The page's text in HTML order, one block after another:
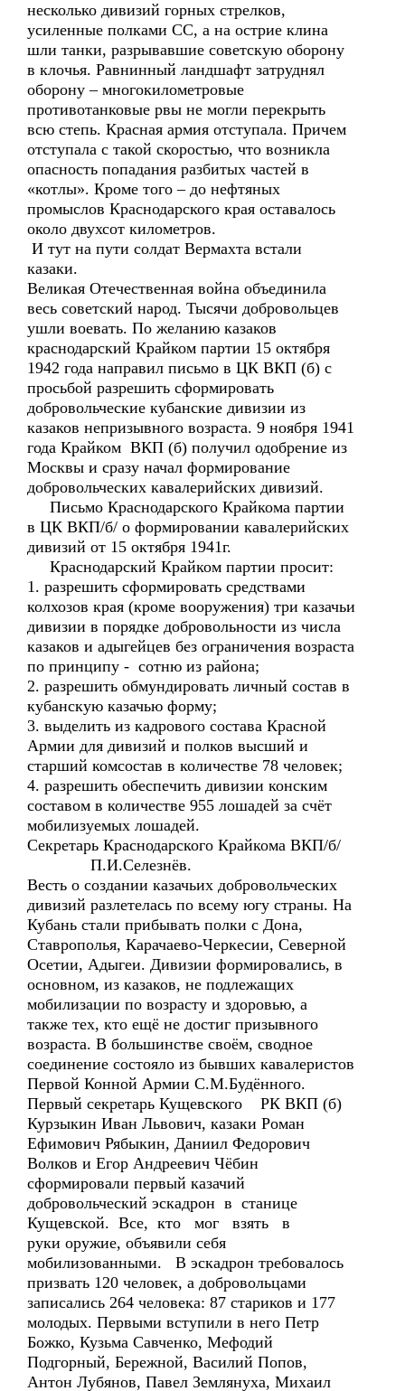
несколько дивизий горных стрелков,
усиленные полками СС, а на острие клина
шли танки, разрывавшие советскую оборону
в клочья. Равнинный ландшафт затруднял
оборону – многокилометровые
противотанковые рвы не могли перекрыть
всю степь. Красная армия отступала. Причем
отступала с такой скоростью, что возникла
опасность попадания разбитых частей в
«котлы». Кроме того – до нефтяных
промыслов Краснодарского края оставалось
около двухсот километров.
И тут на пути солдат Вермахта встали
казаки.
Великая Отечественная война объединила
весь советский народ. Тысячи добровольцев
ушли воевать. По желанию казаков
краснодарский Крайком партии 15 октября
1942 года направил письмо в ЦК ВКП (б) с
просьбой разрешить сформировать
добровольческие кубанские дивизии из
казаков непризывного возраста. 9 ноября 1941
года Крайком ВКП (б) получил одобрение из
Москвы и сразу начал формирование
добровольческих кавалерийских дивизий.
Письмо Краснодарского Крайкома партии
в ЦК ВКП/б/ о формировании кавалерийских
дивизий от 15 октября 1941г.
Краснодарский Крайком партии просит:
1. разрешить сформировать средствами
колхозов края (кроме вооружения) три казачьи
дивизии в порядке добровольности из числа
казаков и адыгейцев без ограничения возраста
по принципу - сотню из района;
2. разрешить обмундировать личный состав в
кубанскую казачью форму;
3. выделить из кадрового состава Красной
Армии для дивизий и полков высший и
старший комсостав в количестве 78 человек;
4. разрешить обеспечить дивизии конским
составом в количестве 955 лошадей за счёт
мобилизуемых лошадей.
Секретарь Краснодарского Крайкома ВКП/б/
П.И.Селезнёв.
Весть о создании казачьих добровольческих
дивизий разлетелась по всему югу страны. На
Кубань стали прибывать полки с Дона,
Ставрополья, Карачаево-Черкесии, Северной
Осетии, Адыгеи. Дивизии формировались, в
основном, из казаков, не подлежащих
мобилизации по возрасту и здоровью, а
также тех, кто ещё не достиг призывного
возраста. В большинстве своём, сводное
соединение состояло из бывших кавалеристов
Первой Конной Армии С.М.Будённого.
Первый секретарь Кущевского РК ВКП (б)
Курзыкин Иван Львович, казаки Роман
Ефимович Рябыкин, Даниил Федорович
Волков и Егор Андреевич Чёбин
сформировали первый казачий
добровольческий эскадрон в станице
Кущевской. Все, кто мог взять в
руки оружие, объявили себя
мобилизованными. В эскадрон требовалось
призвать 120 человек, а добровольцами
записались 264 человека: 87 стариков и 177
молодых. Первыми вступили в него Петр
Божко, Кузьма Савченко, Мефодий
Подгорный, Бережной, Василий Попов,
Антон Лубянов, Павел Землянуха, Михаил